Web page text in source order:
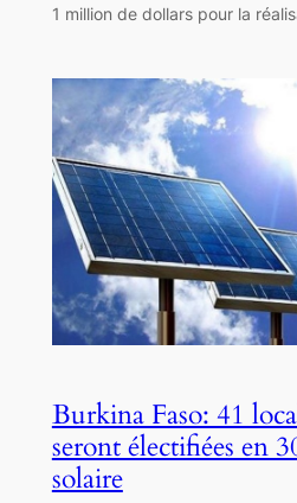
1 million de dollars pour la
Burkina Faso: 41
seront électifiées en
solaire